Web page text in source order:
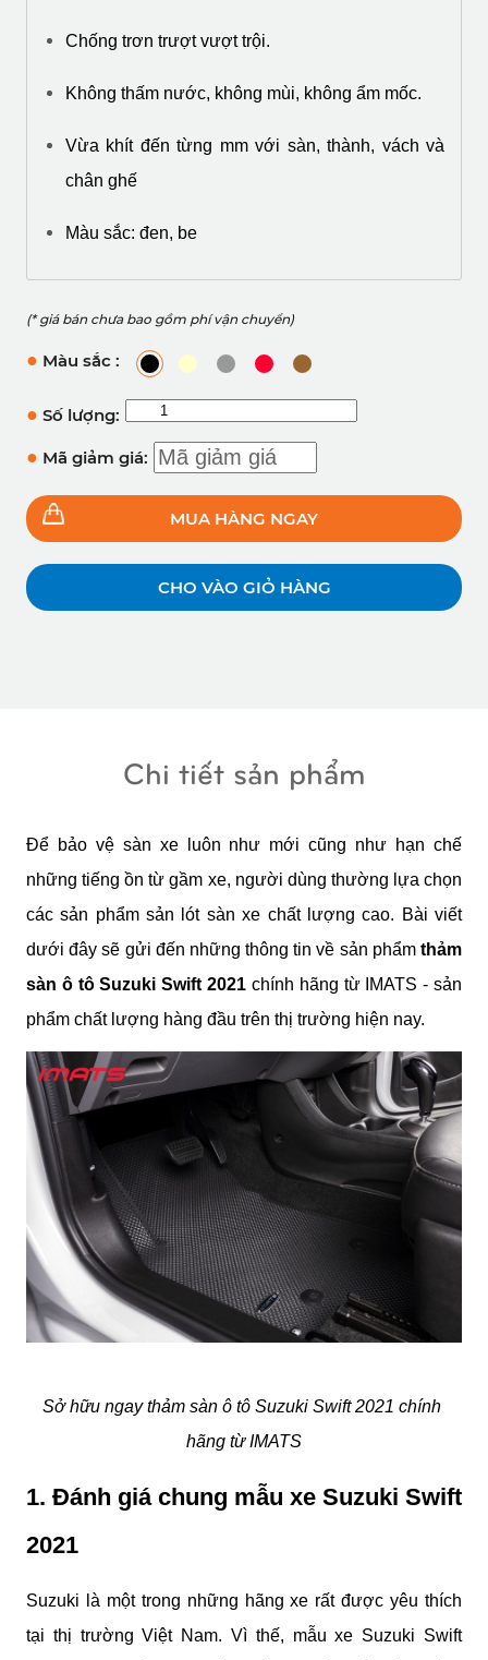
Chống trơn trượt vượt trội.
Không thấm nước, không mùi, không ẩm mốc.
Vừa khít đến từng mm với sàn, thành, vách và
chân ghế
Màu sắc: đen, be
(* giá bán chưa bao gồm phí vận chuyển)
● Màu sắc :
● Số lượng:
● Mã giảm giá:
MUA HÀNG NGAY
CHO VÀO GIỎ HÀNG
Chi tiết sản phẩm
Để bảo vệ sàn xe luôn như mới cũng như hạn chế
những tiếng ồn từ gầm xe, người dùng thường lựa chọn
các sản phẩm sản lót sàn xe chất lượng cao. Bài viết
dưới đây sẽ gửi đến những thông tin về sản phẩm thảm
sàn ô tô Suzuki Swift 2021 chính hãng từ IMATS - sản
phẩm chất lượng hàng đầu trên thị trường hiện nay.
Sở hữu ngay thảm sàn ô tô Suzuki Swift 2021 chính
hãng từ IMATS
1. Đánh giá chung mẫu xe Suzuki Swift
2021
Suzuki là một trong những hãng xe rất được yêu thích
tại thị trường Việt Nam. Vì thế, mẫu xe Suzuki Swift